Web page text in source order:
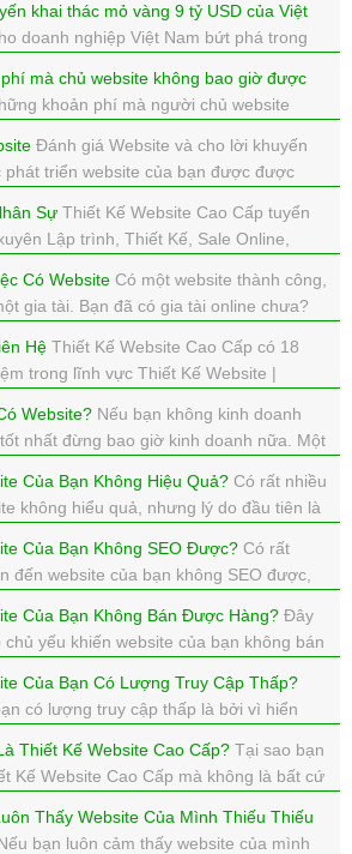
uy tín, chân chính thì hiện nay có
nhằm mục tiêu làm sao kiếm tiền
chộp giật và thậm chí lừa đảo.
09/2017 12:33
khai thác mỏ vàng 9 tỷ USD của Việt
doanh nghiệp Việt Nam bứt phá trong
2025
30/08/2017 16:32
mà chủ website không bao giờ được
khoản phí mà người chủ website
gì?
30/08/2017 16:22
Đánh giá Website và cho lời khuyến
phát triển website của bạn được được
14/08/2017 13:33
Sự Thiết Kế Website Cao Cấp tuyển
Lập trình, Thiết Kế, Sale Online,
07/08/2017 17:59
Có Website Có một website thành công,
gia tài. Bạn đã có gia tài online chưa?
Hệ Thiết Kế Website Cao Cấp có 18
trong lĩnh vực Thiết Kế Website |
07/08/2017 12:52
Website? Nếu bạn không kinh doanh
nhất đừng bao giờ kinh doanh nữa. Một
06/08/2017 11:34
Của Bạn Không Hiệu Quả? Có rất nhiều
không hiểu quả, nhưng lý do đầu tiên là
03/08/2017 21:31
Của Bạn Không SEO Được? Có rất
đến website của bạn không SEO được,
Cao Cấp
01/08/2017 22:43
Của Bạn Không Bán Được Hàng? Đây
chủ yếu khiến website của bạn không bán
01/08/2017 22:26
Của Bạn Có Lượng Truy Cập Thấp?
có lượng truy cập thấp là bởi vì hiển
01/08/2017 22:23
Thiết Kế Website Cao Cấp? Tại sao bạn
Kế Website Cao Cấp mà không là bất cứ
01/08/2017 22:16
Thấy Website Của Mình Thiếu Thiếu
bạn luôn cảm thấy website của mình